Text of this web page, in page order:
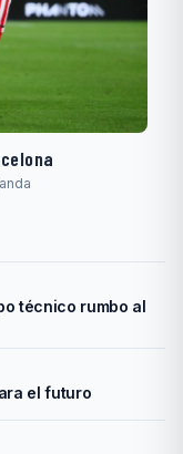
técnico rumbo al
el futuro